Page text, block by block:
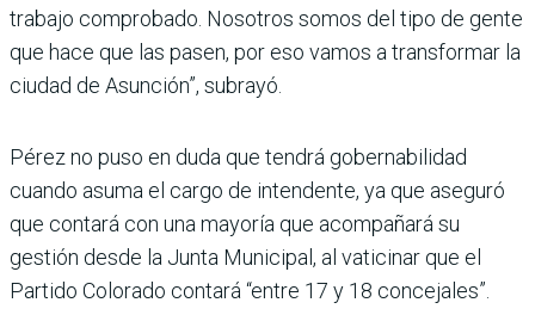
trabajo compro­bado. Nosotros somos del tipo de gente
que hace que las pasen, por eso vamos a transformar la
ciudad de Asunción”, subrayó.
Pérez no puso en duda que tendrá gobernabilidad
cuando asuma el cargo de intendente, ya que aseguró
que contará con una mayoría que acompañará su
gestión desde la Junta Municipal, al vaticinar que el
Partido Colorado contará “entre 17 y 18 concejales”.